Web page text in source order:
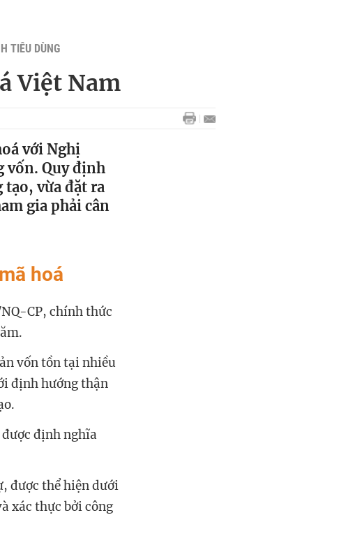
TIÊU DÙNG
Việt Nam
với Nghị
vốn. Quy định
tạo, vừa đặt ra
gia phải cân
hoá
CP, chính thức
vốn tồn tại nhiều
định hướng thận
định nghĩa
được thể hiện dưới
xác thực bởi công